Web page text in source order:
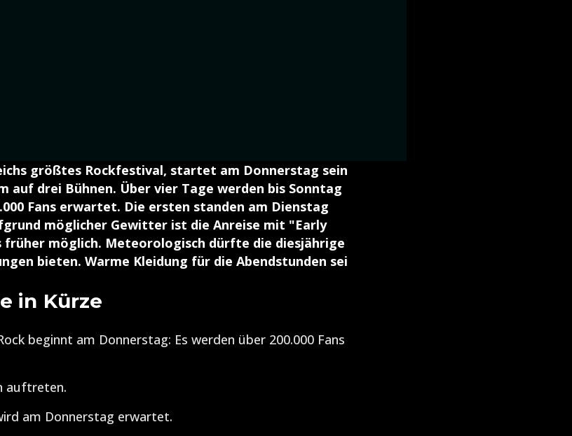
größtes Rockfestival, startet am Donnerstag sein
auf drei Bühnen. Über vier Tage werden bis Sonntag
Fans erwartet. Die ersten standen am Dienstag
möglicher Gewitter ist die Anreise mit "Early
früher möglich. Meteorologisch dürfte die diesjährige
bieten. Warme Kleidung für die Abendstunden sei
in Kürze
beginnt am Donnerstag: Es werden über 200.000 Fans
auftreten.
am Donnerstag erwartet.